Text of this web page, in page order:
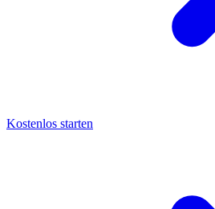
Kostenlos starten